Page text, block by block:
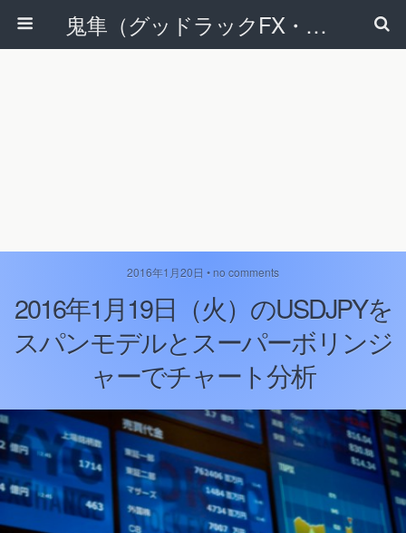
鬼隼（グッドラックFX・改）
2016年1月20日 • no comments
2016年1月19日（火）のUSDJPYを
スパンモデルとスーパーボリンジ
ャーでチャート分析